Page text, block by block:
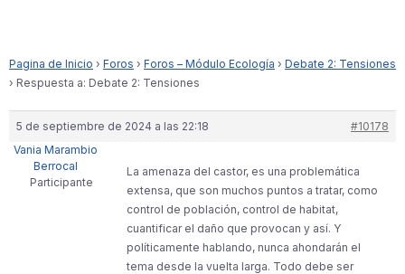
Pagina de Inicio › Foros › Foros – Módulo Ecología › Debate 2: Tensiones
› Respuesta a: Debate 2: Tensiones
5 de septiembre de 2024 a las 22:18
#10178
Vania Marambio
Berrocal
Participante
La amenaza del castor, es una problemática
extensa, que son muchos puntos a tratar, como
control de población, control de habitat,
cuantificar el daño que provocan y así. Y
políticamente hablando, nunca ahondarán el
tema desde la vuelta larga. Todo debe ser